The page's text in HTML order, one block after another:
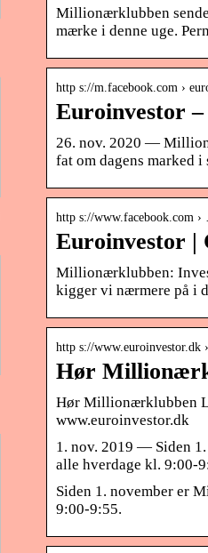
Millionærklubben
mærke i denne uge.
http s://m.facebook.com ›
Euroinvestor
26. nov. 2020 —
fat om dagens marked
http s://www.facebook.com
Euroinvestor |
Millionærklubben:
kigger vi nærmere på i
http s://www.euroinvestor.dk
Hør
Hør Millionærklubben
www.euroinvestor.dk
1. nov. 2019 — Siden
alle hverdage kl. 9:00-
Siden 1. november er
9:00-9:55.